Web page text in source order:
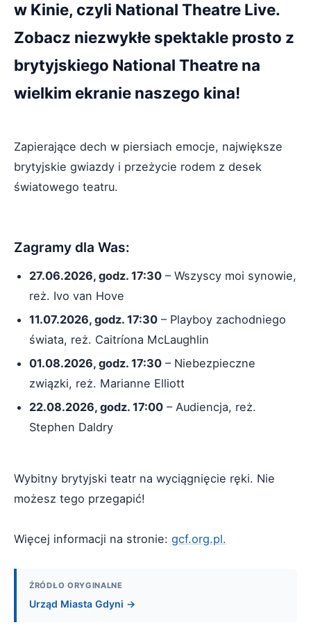
w Kinie, czyli National Theatre Live.
Zobacz niezwykłe spektakle prosto z
brytyjskiego National Theatre na
wielkim ekranie naszego kina!
Zapierające dech w piersiach emocje, największe
brytyjskie gwiazdy i przeżycie rodem z desek
światowego teatru.
Zagramy dla Was:
27.06.2026, godz. 17:30 – Wszyscy moi synowie,
reż. Ivo van Hove
11.07.2026, godz. 17:30 – Playboy zachodniego
świata, reż. Caitríona McLaughlin
01.08.2026, godz. 17:30 – Niebezpieczne
związki, reż. Marianne Elliott
22.08.2026, godz. 17:00 – Audiencja, reż.
Stephen Daldry
Wybitny brytyjski teatr na wyciągnięcie ręki. Nie
możesz tego przegapić!
Więcej informacji na stronie: gcf.org.pl.
ŹRÓDŁO ORYGINALNE
Urząd Miasta Gdyni →